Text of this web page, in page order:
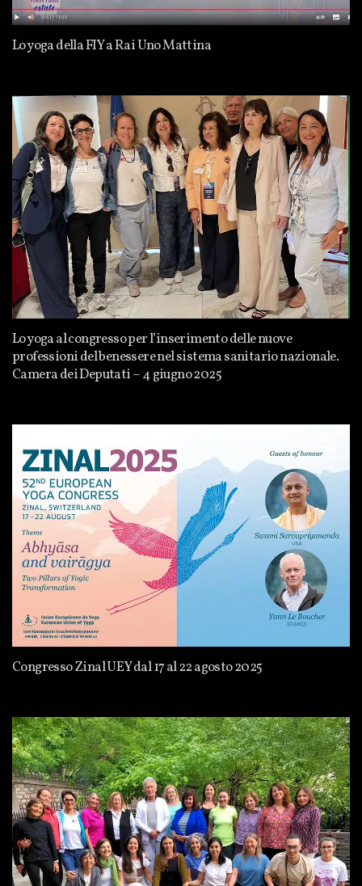
Lo yoga della FIY a Rai Uno Mattina
Lo yoga al congresso per l’inserimento delle nuove
professioni del benessere nel sistema sanitario nazionale.
Camera dei Deputati – 4 giugno 2025
Congresso Zinal UEY dal 17 al 22 agosto 2025